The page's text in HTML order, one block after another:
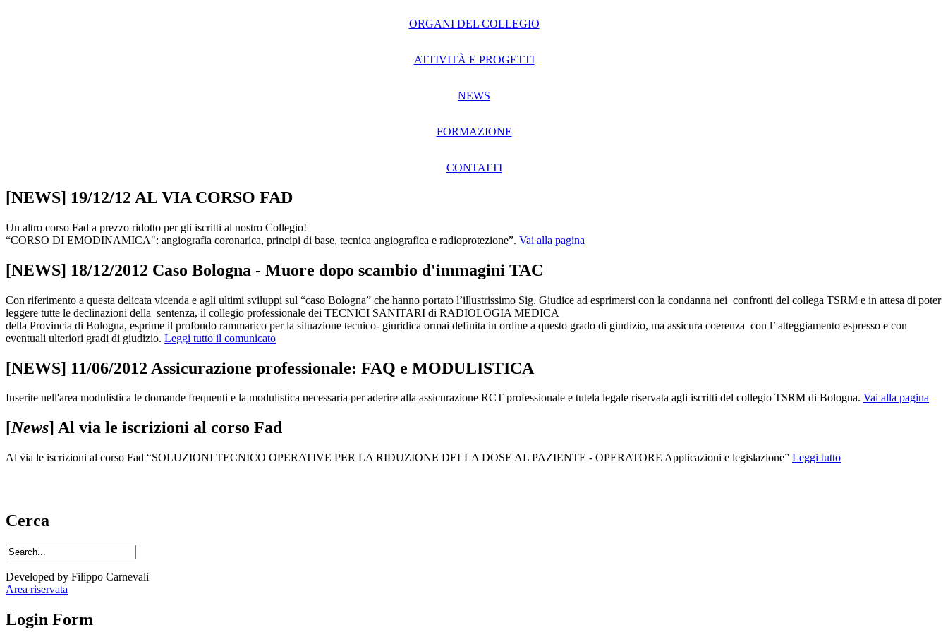
ORGANI DEL COLLEGIO
ATTIVITÀ E PROGETTI
NEWS
FORMAZIONE
CONTATTI
[NEWS] 19/12/12 AL VIA CORSO FAD
Un altro corso Fad a prezzo ridotto per gli iscritti al nostro Collegio!
“CORSO DI EMODINAMICA": angiografia coronarica, principi di base, tecnica angiografica e radioprotezione”. Vai alla pagina
[NEWS] 18/12/2012 Caso Bologna - Muore dopo scambio d'immagini TAC
Con riferimento a questa delicata vicenda e agli ultimi sviluppi sul “caso Bologna” che hanno portato l’illustrissimo Sig. Giudice ad esprimersi con la condanna nei confronti del collega TSRM e in attesa di poter
leggere tutte le declinazioni della sentenza, il collegio professionale dei TECNICI SANITARI di RADIOLOGIA MEDICA
della Provincia di Bologna, esprime il profondo rammarico per la situazione tecnico- giuridica ormai definita in ordine a questo grado di giudizio, ma assicura coerenza con l’ atteggiamento espresso e con
eventuali ulteriori gradi di giudizio. Leggi tutto il comunicato
[NEWS] 11/06/2012 Assicurazione professionale: FAQ e MODULISTICA
Inserite nell'area modulistica le domande frequenti e la modulistica necessaria per aderire alla assicurazione RCT professionale e tutela legale riservata agli iscritti del collegio TSRM di Bologna. Vai alla pagina
[News] Al via le iscrizioni al corso Fad
Al via le iscrizioni al corso Fad “SOLUZIONI TECNICO OPERATIVE PER LA RIDUZIONE DELLA DOSE AL PAZIENTE - OPERATORE Applicazioni e legislazione” Leggi tutto
Cerca
Developed by Filippo Carnevali
Area riservata
Login Form